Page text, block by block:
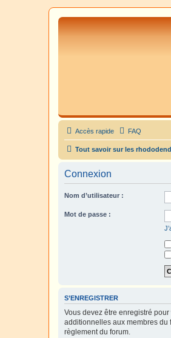
Accès rapide FAQ
Tout savoir sur les
Connexion
Nom d’utilisateur :
Mot de passe :
S’ENREGISTRER
Vous devez être enregistré
additionnelles aux membres du
règlement du forum.